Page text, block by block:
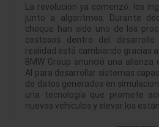
La revolución ya comenzó: los
junto a algoritmos. Durante
choque han sido uno de los
costosos dentro del
realidad está cambiando gracias
BMW Group anunció una
AI para desarrollar sistemas
de datos generados en
una tecnología que promete
nuevos vehículos y elevar los